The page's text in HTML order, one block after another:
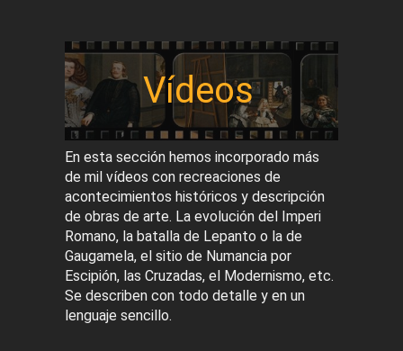
Vídeos
En esta sección hemos incorporado más
de mil vídeos con recreaciones de
acontecimientos históricos y descripción
de obras de arte. La evolución del Imperi
Romano, la batalla de Lepanto o la de
Gaugamela, el sitio de Numancia por
Escipión, las Cruzadas, el Modernismo, etc.
Se describen con todo detalle y en un
lenguaje sencillo.